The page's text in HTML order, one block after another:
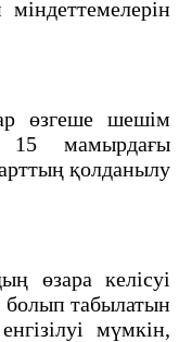
өзгеше шешім
15 мамырдағы
қолданылу
өзара келісуі
табылатын
мүмкін,